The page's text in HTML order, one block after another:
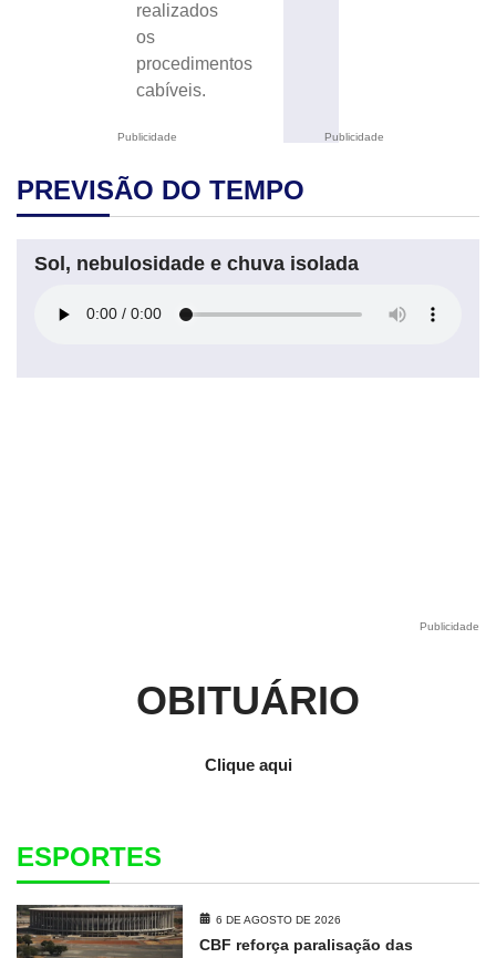
Publicidade
realizados
os
procedimentos
cabíveis.
Publicidade
PREVISÃO DO TEMPO
Sol, nebulosidade e chuva isolada
Publicidade
OBITUÁRIO
Clique aqui
ESPORTES
6 DE AGOSTO DE 2026
CBF reforça paralisação das